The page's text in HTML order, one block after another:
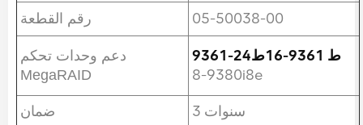
رقم القطعة 05-50038-00
دعم وحدات تحكم
MegaRAID
9361-24ط 9361-16ط
9380-8i8e
ضمان 3 سنوات